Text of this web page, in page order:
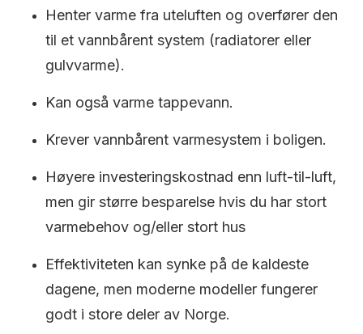
Henter varme fra uteluften og overfører den
til et vannbårent system (radiatorer eller
gulvvarme).
Kan også varme tappevann.
Krever vannbårent varmesystem i boligen.
Høyere investeringskostnad enn luft-til-luft,
men gir større besparelse hvis du har stort
varmebehov og/eller stort hus
Effektiviteten kan synke på de kaldeste
dagene, men moderne modeller fungerer
godt i store deler av Norge.